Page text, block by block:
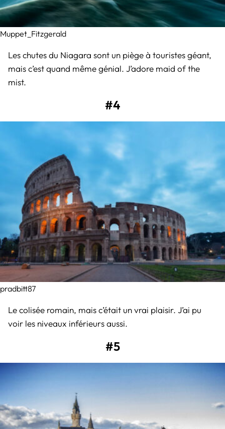
Muppet_Fitzgerald
Les chutes du Niagara sont un piège à touristes géant,
mais c’est quand même génial. J’adore maid of the
mist.
#4
pradbitt87
Le colisée romain, mais c’était un vrai plaisir. J’ai pu
voir les niveaux inférieurs aussi.
#5